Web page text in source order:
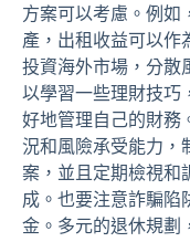
方案可以考慮。例如
產，出租收益可以作
投資海外市場，分散
以學習一些理財技巧
好地管理自己的財務
況和風險承受能力，
案，並且定期檢視和
成。也要注意詐騙陷
金。多元的退休規劃